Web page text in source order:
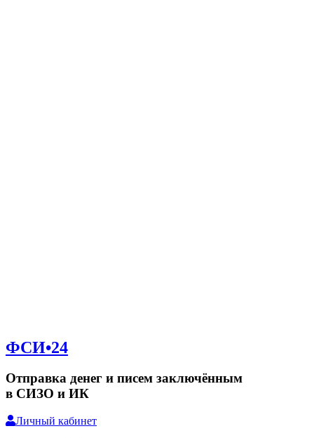
ФСИ•24
Отправка денег и писем заключённым
в СИЗО и ИК
Личный кабинет